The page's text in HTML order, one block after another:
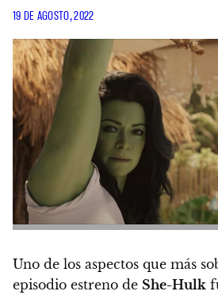
19 DE AGOSTO, 2022
Uno de los aspectos que más
episodio estreno de She-Hulk